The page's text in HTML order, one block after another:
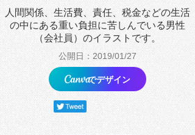
人間関係、生活費、責任、税金などの生活
の中にある重い負担に苦しんでいる男性
（会社員）のイラストです。
公開日：2019/01/27
でデザイン